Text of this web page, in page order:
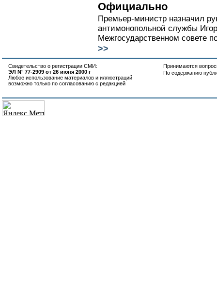
Официально
Премьер-министр назначил
антимонопольной службы
Межгосударственном совете
>>
Свидетельство о регистрации СМИ:
ЭЛ N° 77-2909 от 26 июня 2000 г
Любое использование материалов и иллюстраций
возможно только по согласованию с редакцией
Принимаются
По содержанию